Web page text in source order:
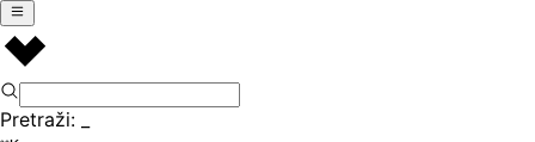
Pretraži: